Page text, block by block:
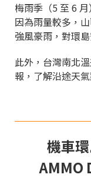
梅雨季（5 至 6
因為雨量較多，
強風豪雨，對環
此外，台灣南北
報，了解沿途天
機車
AMMO